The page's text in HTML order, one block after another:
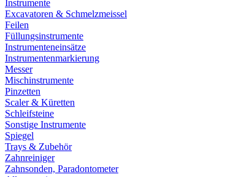
Instrumente
Excavatoren & Schmelzmeissel
Feilen
Füllungsinstrumente
Instrumenteneinsätze
Instrumentenmarkierung
Messer
Mischinstrumente
Pinzetten
Scaler & Küretten
Schleifsteine
Sonstige Instrumente
Spiegel
Trays & Zubehör
Zahnreiniger
Zahnsonden, Paradontometer